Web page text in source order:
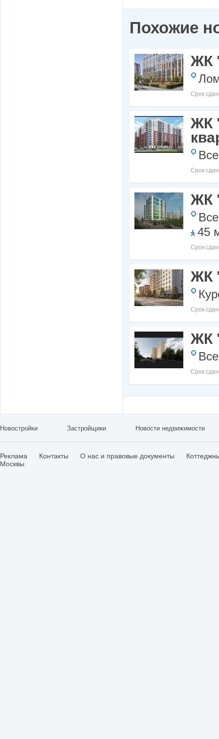
Похожие
ЖК
Срок
ЖК
Срок
ЖК
45
Срок
ЖК
Срок
ЖК
Срок
Новостройки Застройщики Новости недвижимости
Реклама Контакты О нас и правовые документы
Москвы